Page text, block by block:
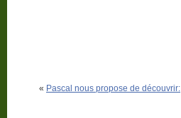
« Pascal nous propose de découvrir: